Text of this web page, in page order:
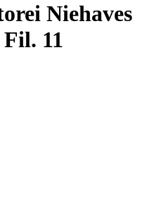
Niehaves
11